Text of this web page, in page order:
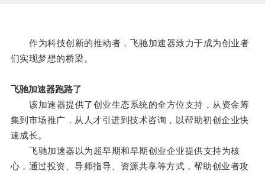
作为科技创新的推动者，飞驰加速器致力于成为创业者
们实现梦想的桥梁。
飞驰加速器跑路了
该加速器提供了创业生态系统的全方位支持，从资金筹
集到市场推广，从人才引进到技术咨询，以帮助初创企业快
速成长。
飞驰加速器以为超早期和早期创业企业提供支持为核
心，通过投资、导师指导、资源共享等方式，帮助创业者攻